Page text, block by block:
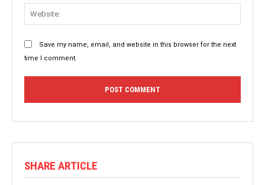
Save my name, email, and website in this browser for the next
time I comment.
SHARE ARTICLE